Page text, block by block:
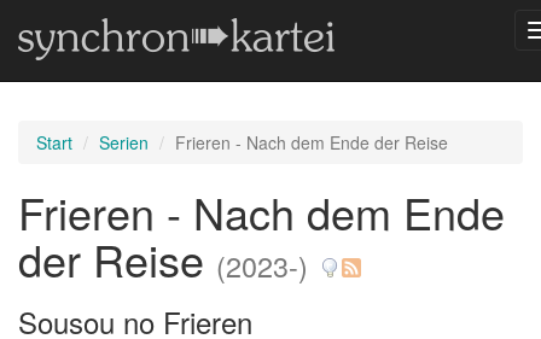
Start Serien Frieren - Nach dem Ende der Reise
Frieren - Nach dem Ende
der Reise (2023-)
Sousou no Frieren